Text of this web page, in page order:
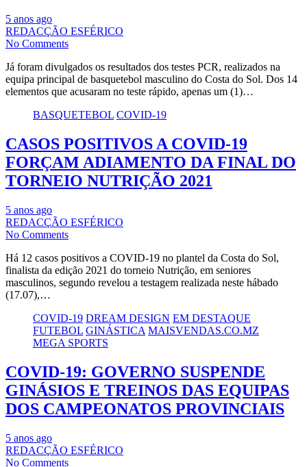
5 anos ago
REDACÇÃO ESFÉRICO
No Comments
Já foram divulgados os resultados dos testes PCR, realizados na
equipa principal de basquetebol masculino do Costa do Sol. Dos 14
elementos que acusaram no teste rápido, apenas um (1)…
BASQUETEBOL COVID-19
CASOS POSITIVOS A COVID-19
FORÇAM ADIAMENTO DA FINAL DO
TORNEIO NUTRIÇÃO 2021
5 anos ago
REDACÇÃO ESFÉRICO
No Comments
Há 12 casos positivos a COVID-19 no plantel da Costa do Sol,
finalista da edição 2021 do torneio Nutrição, em seniores
masculinos, segundo revelou a testagem realizada neste hábado
(17.07),…
COVID-19 DREAM DESIGN EM DESTAQUE
FUTEBOL GINÁSTICA MAISVENDAS.CO.MZ
MEGA SPORTS
COVID-19: GOVERNO SUSPENDE
GINÁSIOS E TREINOS DAS EQUIPAS
DOS CAMPEONATOS PROVINCIAIS
5 anos ago
REDACÇÃO ESFÉRICO
No Comments